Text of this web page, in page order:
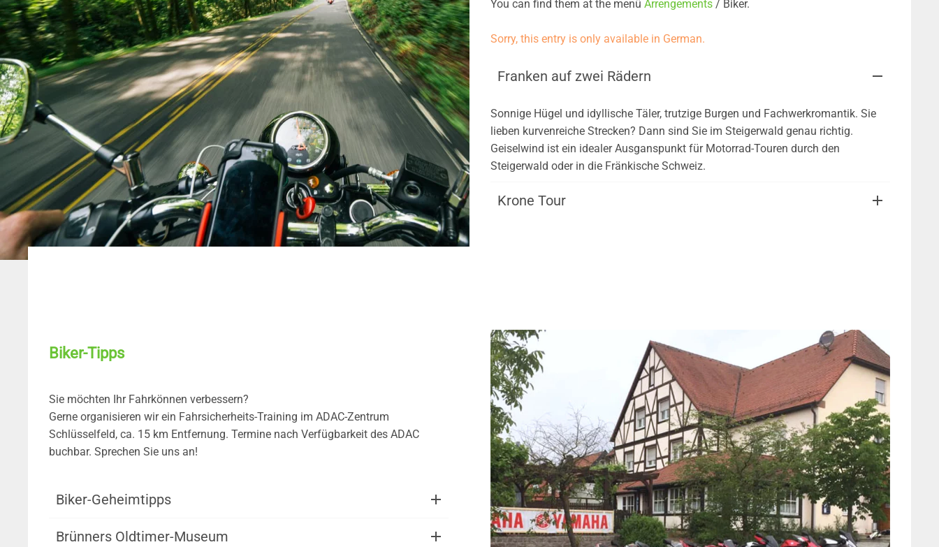
You can find them at the menü Arrengements / Biker.
Sorry, this entry is only available in German.
Franken auf zwei Rädern
Sonnige Hügel und idyllische Täler, trutzige Burgen und Fachwerkromantik. Sie
lieben kurvenreiche Strecken? Dann sind Sie im Steigerwald genau richtig.
Geiselwind ist ein idealer Ausganspunkt für Motorrad-Touren durch den
Steigerwald oder in die Fränkische Schweiz.
Krone Tour
Biker-Tipps
Sie möchten Ihr Fahrkönnen verbessern?
Gerne organisieren wir ein Fahrsicherheits-Training im ADAC-Zentrum
Schlüsselfeld, ca. 15 km Entfernung. Termine nach Verfügbarkeit des ADAC
buchbar. Sprechen Sie uns an!
Biker-Geheimtipps
Brünners Oldtimer-Museum